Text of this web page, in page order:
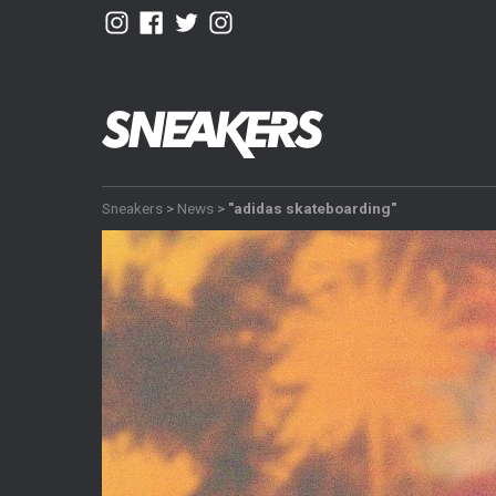
Sneakers > News > "adidas skateboarding"